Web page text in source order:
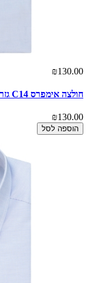
₪130.00
חולצה אימפרס C14 גזרה צרה שרוול ארוך
₪130.00
הוספה לסל